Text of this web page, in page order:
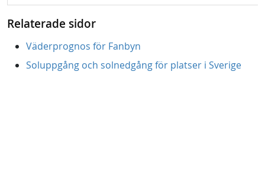
Relaterade sidor
Väderprognos för Fanbyn
Soluppgång och solnedgång för platser i Sverige